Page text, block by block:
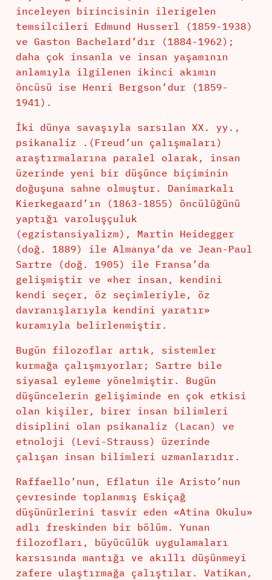
inceleyen birincisinin ilerigelen
temsilcileri Edmund Husserl (1859-1938)
ve Gaston Bachelard’dır (1884-1962);
daha çok insanla ve insan yaşamının
anlamıyla ilgilenen ikinci akımın
öncüsü ise Henri Bergson’dur (1859-
1941).
İki dünya savaşıyla sarsılan XX. yy.,
psikanaliz .(Freud’un çalışmaları)
araştırmalarına paralel olarak, insan
üzerinde yeni bir düşünce biçiminin
doğuşuna sahne olmuştur. Danimarkalı
Kierkegaard’ın (1863-1855) öncülüğünü
yaptığı varoluşçuluk
(egzistansiyalizm), Martin Heidegger
(doğ. 1889) ile Almanya’da ve Jean-Paul
Sartre (doğ. 1905) ile Fransa’da
gelişmiştir ve «her insan, kendini
kendi seçer, öz seçimleriyle, öz
davranışlarıyla kendini yaratır»
kuramıyla belirlenmiştir.
Bugün filozoflar artık, sistemler
kurmağa çalışmıyorlar; Sartre bile
siyasal eyleme yönelmiştir. Bugün
düşüncelerin gelişiminde en çok etkisi
olan kişiler, birer insan bilimleri
disiplini olan psikanaliz (Lacan) ve
etnoloji (Levi-Strauss) üzerinde
çalışan insan bilimleri uzmanlarıdır.
Raffaello’nun, Eflatun ile Aristo’nun
çevresinde toplanmış Eskiçağ
düşünürlerini tasvir eden «Atina Okulu»
adlı freskinden bir bölüm. Yunan
filozofları, büyücülük uygulamaları
karsısında mantığı ve akıllı düşünmeyi
zafere ulaştırmağa çalıştılar. Vatikan,